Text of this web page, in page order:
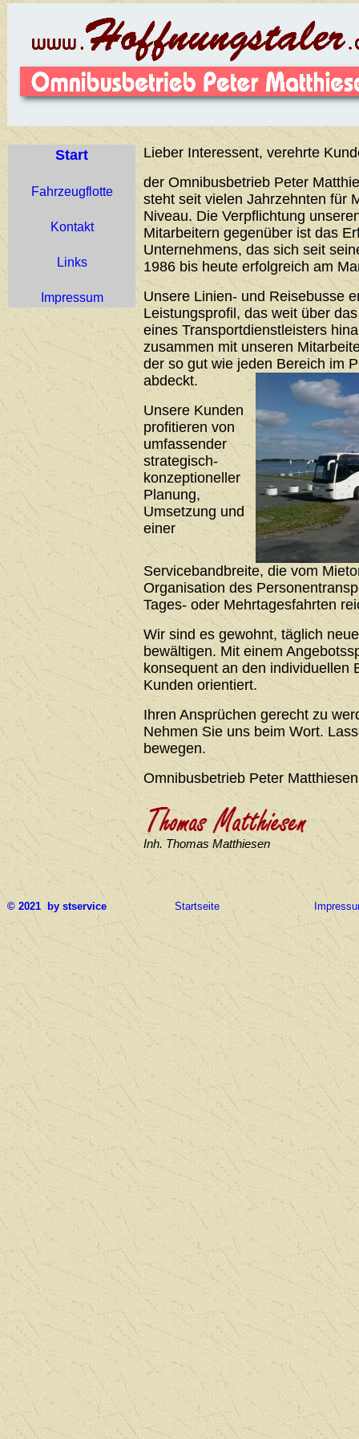
Start
Fahrzeugflotte
Kontakt
Links
Impressum
Lieber Interessent, verehrte
der Omnibusbetrieb Peter
steht seit vielen Jahrzehnten für
Niveau. Die Verpflichtung
Mitarbeitern gegenüber ist das
Unternehmens, das sich seit
1986 bis heute erfolgreich am
Unsere Linien- und Reisebusse
Leistungsprofil, das weit über
eines Transportdienstleisters
zusammen mit unseren
der so gut wie jeden Bereich im
abdeckt.
Unsere Kunden
profitieren von
umfassender
strategisch-
konzeptioneller
Planung,
Umsetzung und
einer
Servicebandbreite, die vom
Organisation des
Tages- oder Mehrtagesfahrten
Wir sind es gewohnt, täglich
bewältigen. Mit einem
konsequent an den individuellen
Kunden orientiert.
Ihren Ansprüchen gerecht zu
Nehmen Sie uns beim Wort.
bewegen.
Omnibusbetrieb Peter Matthiesen
Inh. Thomas Matthiesen
© 2021 by stservice Startseite